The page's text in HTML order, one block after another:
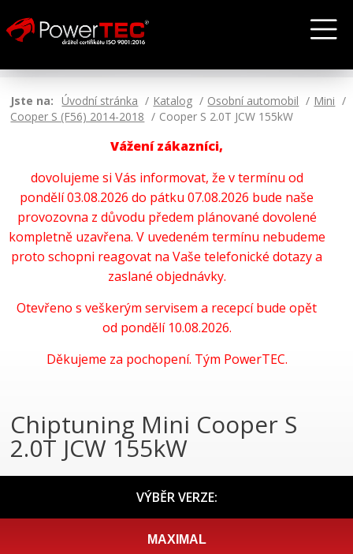
Jste na: Úvodní stránka Katalog Osobní automobil
Mini
Cooper S (F56) 2014-2018
Cooper S 2.0T JCW 155kW
Vážení zákazníci,
dovolujeme si Vás informovat, že v termínu od
pondělí 03.08.2026 do pátku 07.08.2026 bude naše
provozovna z důvodu předem plánované dovolené
kompletně uzavřena. V uvedeném termínu nebudeme
proto schopni reagovat na Vaše telefonické dotazy a
zaslané objednávky.
Otevřeno s veškerým servisem a recepcí bude opět
od pondělí 10.08.2026.
Děkujeme za pochopení. Tým PowerTEC.
Chiptuning Mini Cooper S
2.0T JCW 155kW
VÝBĚR VERZE:
MAXIMAL